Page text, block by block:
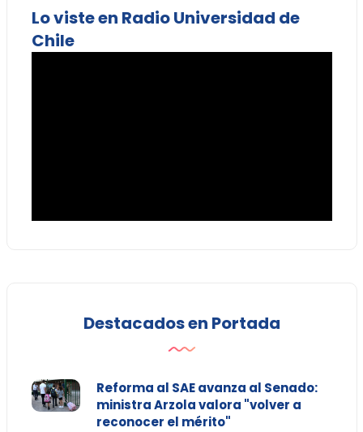
Lo viste en Radio Universidad de
Chile
Destacados en Portada
Reforma al SAE avanza al Senado:
ministra Arzola valora "volver a
reconocer el mérito"